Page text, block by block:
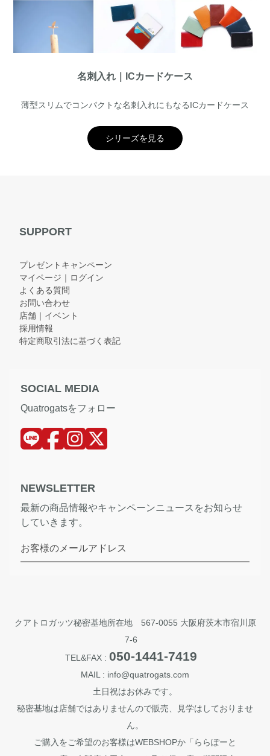
名刺入れ｜ICカードケース
薄型スリムでコンパクトな名刺入れにもなるICカードケース
シリーズを見る
SUPPORT
プレゼントキャンペーン
マイページ｜ログイン
よくある質問
お問い合わせ
店舗｜イベント
採用情報
特定商取引法に基づく表記
SOCIAL MEDIA
Quatrogatsをフォロー
NEWSLETTER
最新の商品情報やキャンペーンニュースをお知らせ
していきます。
お客様のメールアドレス
クアトロガッツ秘密基地所在地 567-0055 大阪府茨木市宿川原
7-6
TEL&FAX : 050-1441-7419
MAIL : info@quatrogats.com
土日祝はお休みです。
秘密基地は店舗ではありませんので販売、見学はしておりませ
ん。
ご購入をご希望のお客様はWEBSHOPか「ららぽーと